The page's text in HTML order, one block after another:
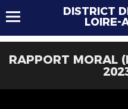
DISTRICT
LOIRE-
RAPPORT MORAL